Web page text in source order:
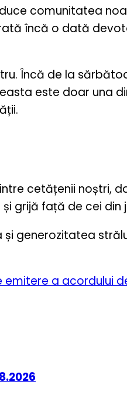
comunitatea
încă o dată
Încă de la
este doar una
cetățenii noștri,
grijă față de cei din
generozitatea
emitere a acordului